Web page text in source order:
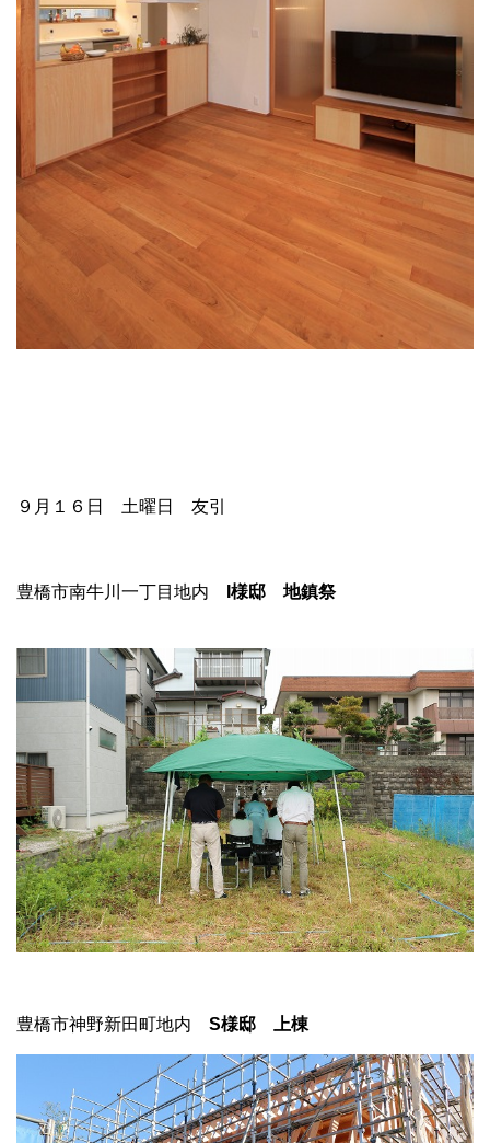
９月１６日 土曜日 友引
豊橋市南牛川一丁目地内 I様邸 地鎮祭
豊橋市神野新田町地内 S様邸 上棟